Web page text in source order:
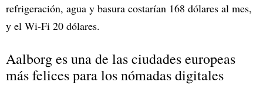
refrigeración, agua y basura costarían 168 dólares al mes,
y el Wi-Fi 20 dólares.
Aalborg es una de las ciudades europeas
más felices para los nómadas digitales